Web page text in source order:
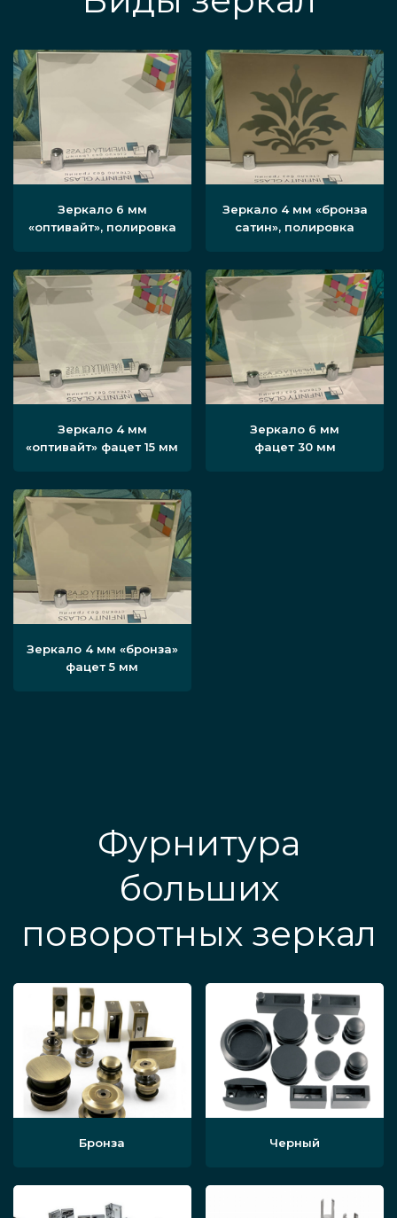
Зеркало 6 мм
«оптивайт», полировка
Зеркало 4 мм «бронза
сатин», полировка
Зеркало 4 мм
«оптивайт» фацет 15 мм
Зеркало 6 мм
фацет 30 мм
Зеркало 4 мм «бронза»
фацет 5 мм
Фурнитура
больших
поворотных зеркал
Бронза Черный